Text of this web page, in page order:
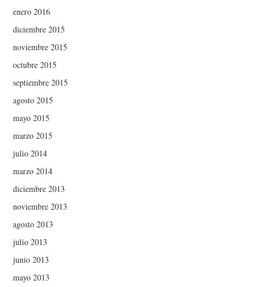
enero 2016
diciembre 2015
noviembre 2015
octubre 2015
septiembre 2015
agosto 2015
mayo 2015
marzo 2015
julio 2014
marzo 2014
diciembre 2013
noviembre 2013
agosto 2013
julio 2013
junio 2013
mayo 2013